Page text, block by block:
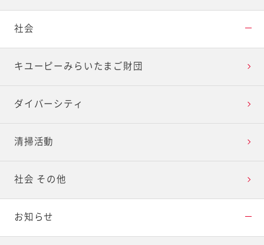
社会
キユーピーみらいたまご財団
ダイバーシティ
清掃活動
社会 その他
お知らせ